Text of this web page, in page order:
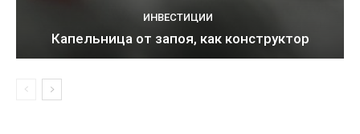
ИНВЕСТИЦИИ
Капельница от запоя, как конструктор